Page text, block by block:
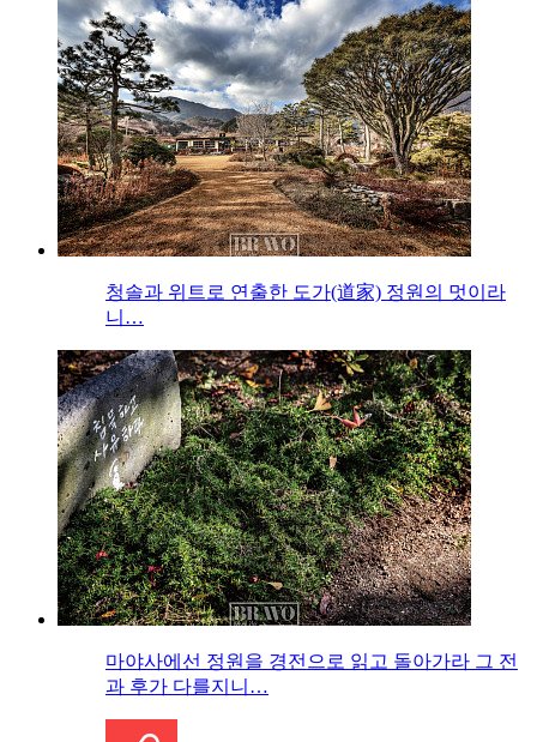
청솔과 위트로 연출한 도가(道家) 정원의 멋이라
니…
마야사에선 정원을 경전으로 읽고 돌아가라 그 전
과 후가 다를지니…